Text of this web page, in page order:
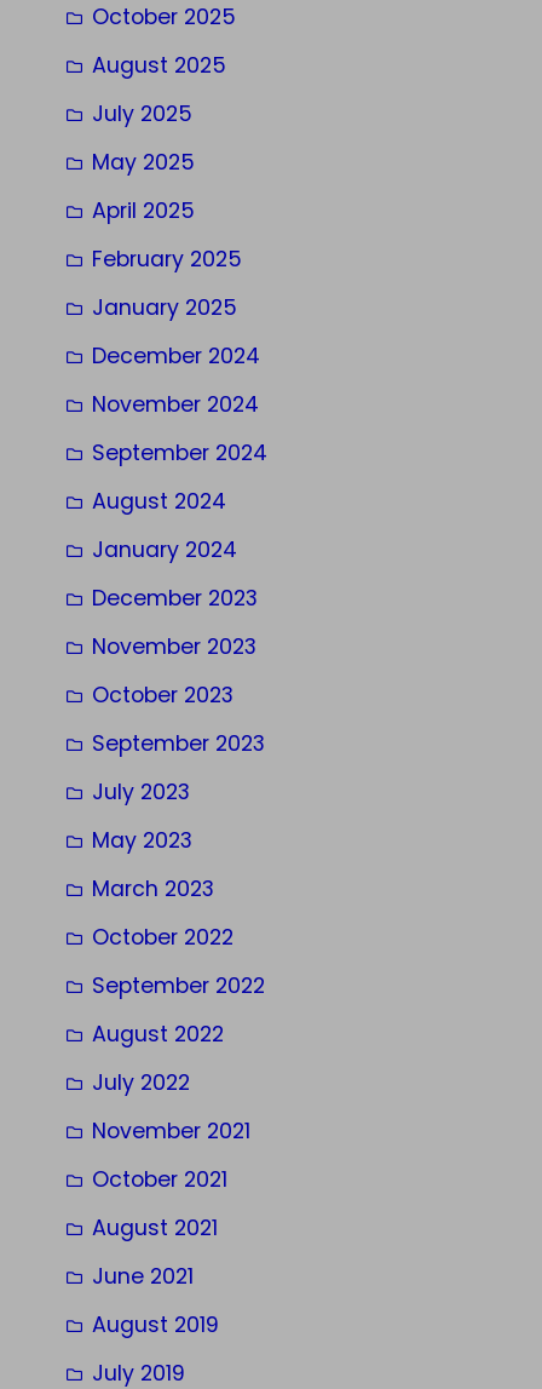
October 2025
August 2025
July 2025
May 2025
April 2025
February 2025
January 2025
December 2024
November 2024
September 2024
August 2024
January 2024
December 2023
November 2023
October 2023
September 2023
July 2023
May 2023
March 2023
October 2022
September 2022
August 2022
July 2022
November 2021
October 2021
August 2021
June 2021
August 2019
July 2019